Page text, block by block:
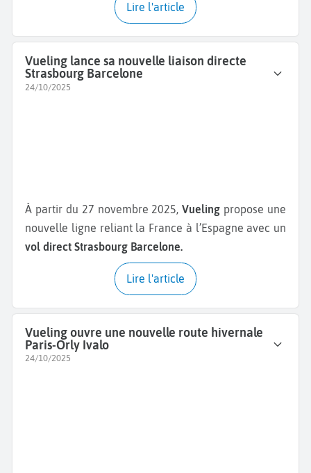
Lire l'article
Vueling lance sa nouvelle liaison directe
Strasbourg Barcelone
24/10/2025
À partir du 27 novembre 2025,Vueling propose une
nouvelle ligne reliant la France à l’Espagne avec un
vol direct Strasbourg Barcelone.
Lire l'article
Vueling ouvre une nouvelle route hivernale
Paris-Orly Ivalo
24/10/2025